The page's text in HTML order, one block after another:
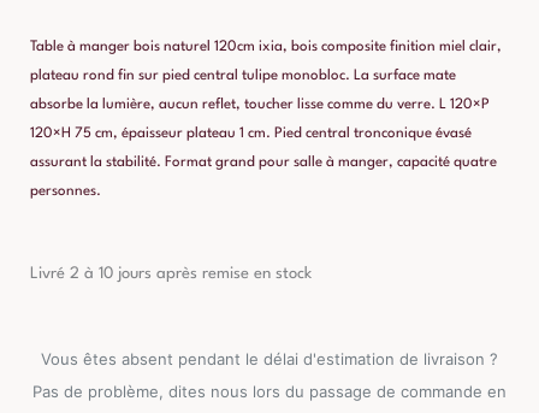
Table à manger bois naturel 120cm ixia, bois composite finition miel clair,
plateau rond fin sur pied central tulipe monobloc. La surface mate
absorbe la lumière, aucun reflet, toucher lisse comme du verre. L 120×P
120×H 75 cm, épaisseur plateau 1 cm. Pied central tronconique évasé
assurant la stabilité. Format grand pour salle à manger, capacité quatre
personnes.
Livré 2 à 10 jours après remise en stock
Vous êtes absent pendant le délai d'estimation de livraison ?
Pas de problème, dites nous lors du passage de commande en